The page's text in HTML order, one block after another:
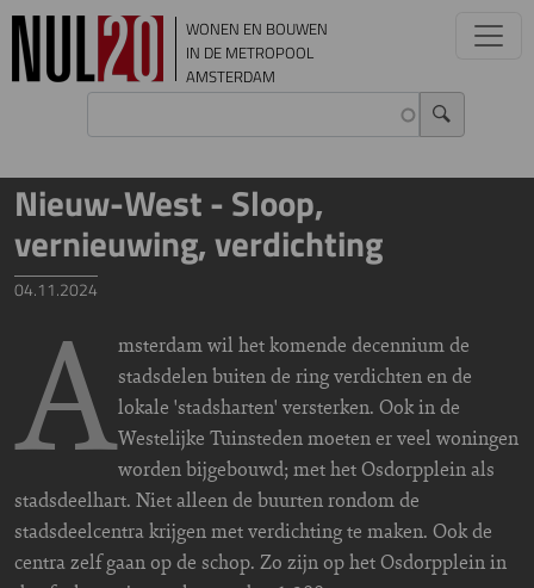
Overslaan en naar de inhoud gaan
WONEN EN BOUWEN
IN DE METROPOOL
AMSTERDAM
Nieuw-West - Sloop,
vernieuwing, verdichting
04.11.2024
Amsterdam wil het komende decennium de
stadsdelen buiten de ring verdichten en de
lokale 'stadsharten' versterken. Ook in de
Westelijke Tuinsteden moeten er veel woningen
worden bijgebouwd; met het Osdorpplein als
stadsdeelhart. Niet alleen de buurten rondom de
stadsdeelcentra krijgen met verdichting te maken. Ook de
centra zelf gaan op de schop. Zo zijn op het Osdorpplein in